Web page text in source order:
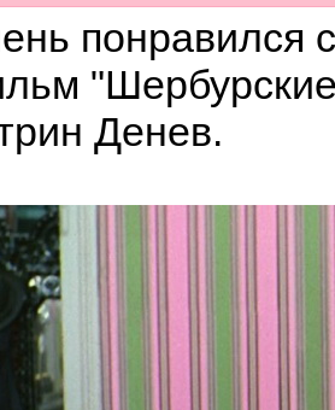
понравился
Денев.